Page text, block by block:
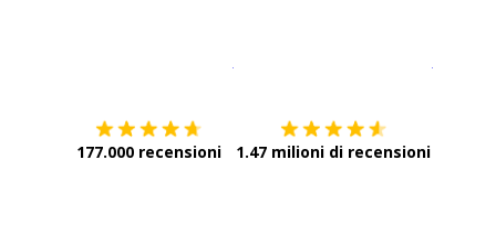
177.000 recensioni 1.47 milioni di recensioni